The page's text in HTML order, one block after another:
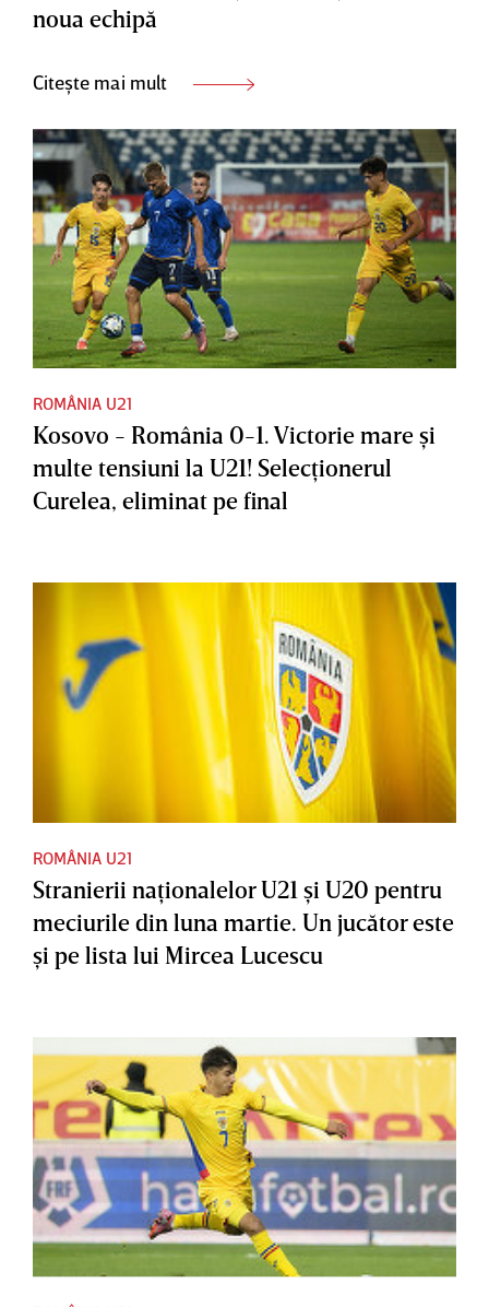
noua echipă
Citește mai mult
ROMÂNIA U21
Kosovo - România 0-1. Victorie mare şi
multe tensiuni la U21! Selecţionerul
Curelea, eliminat pe final
ROMÂNIA U21
Stranierii naţionalelor U21 şi U20 pentru
meciurile din luna martie. Un jucător este
şi pe lista lui Mircea Lucescu